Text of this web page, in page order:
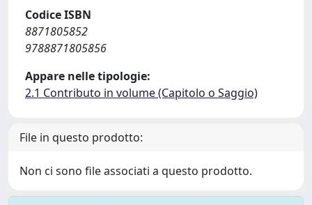
Codice ISBN
8871805852
9788871805856
Appare nelle tipologie:
2.1 Contributo in volume (Capitolo o Saggio)
File in questo prodotto:
Non ci sono file associati a questo prodotto.